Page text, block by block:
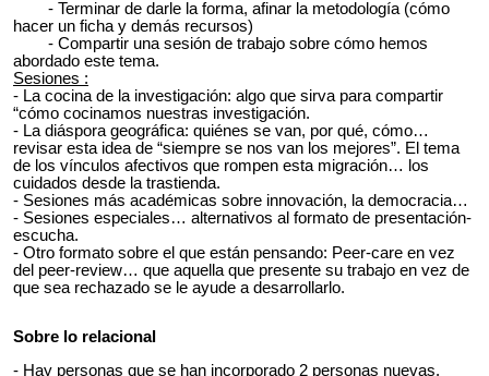
- Terminar de darle la forma, afinar la metodología (cómo
hacer un ficha y demás recursos)
- Compartir una sesión de trabajo sobre cómo hemos
abordado este tema.
Sesiones :
- La cocina de la investigación: algo que sirva para compartir
“cómo cocinamos nuestras investigación.
- La diáspora geográfica: quiénes se van, por qué, cómo…
revisar esta idea de “siempre se nos van los mejores”. El tema
de los vínculos afectivos que rompen esta migración… los
cuidados desde la trastienda.
- Sesiones más académicas sobre innovación, la democracia…
- Sesiones especiales… alternativos al formato de presentación-
escucha.
- Otro formato sobre el que están pensando: Peer-care en vez
del peer-review… que aquella que presente su trabajo en vez de
que sea rechazado se le ayude a desarrollarlo.
Sobre lo relacional
- Hay personas que se han incorporado 2 personas nuevas.